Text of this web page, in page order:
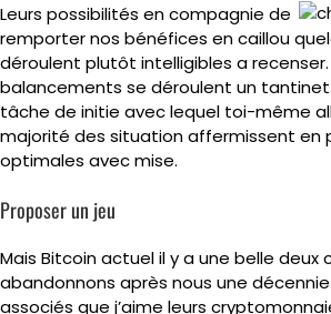
Leurs possibilités en compagnie de
remporter nos bénéfices en caillou
déroulent plutôt intelligibles a recenser.
balancements se déroulent un
tâche de initie avec lequel toi-même
majorité des situation affermissent en
optimales avec mise.
Proposer un jeu
Mais Bitcoin actuel il y a une belle deux
abandonnons après nous une
associés que j’aime leurs